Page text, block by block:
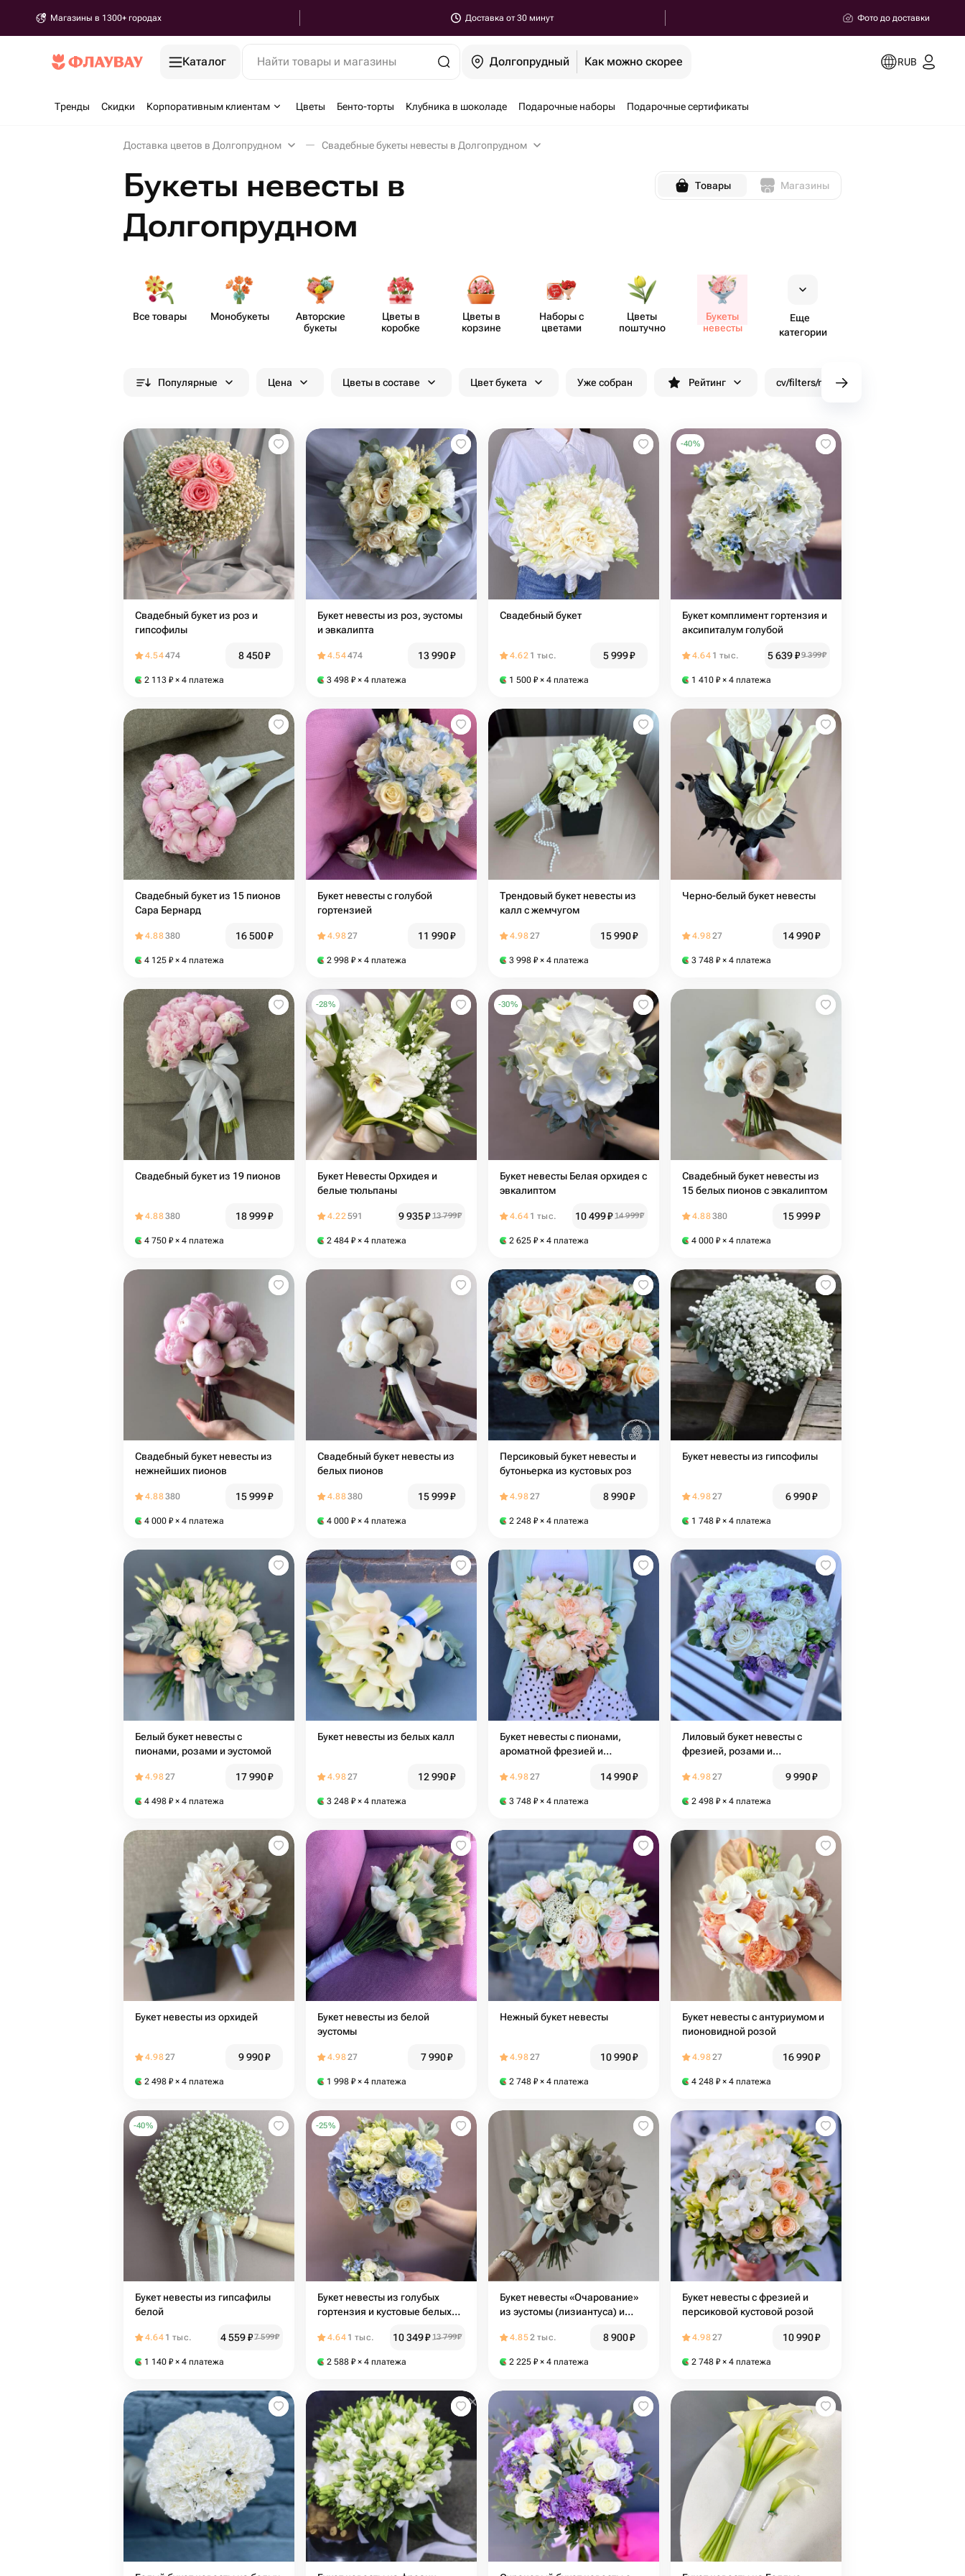
Магазины в 1300+ городах Доставка от 30 минут Фото до доставки
Каталог Найти товары и магазины Долгопрудный Как можно скорее RUB
Тренды Скидки Корпоративным клиентам Цветы Бенто-торты Клубника в шоколаде Подарочные наборы Подарочные сертификаты
Доставка цветов в Долгопрудном Свадебные букеты невесты в Долгопрудном
Букеты невесты в
Долгопрудном
Товары Магазины
Все товары Моно​букеты
Авторские
букеты
Цветы в
коробке
Цветы в
корзине
Наборы с
цветами
Цветы
поштучно
Букеты
невесты
Еще
категории
Популярные Цена Цветы в составе Цвет букета Уже собран Рейтинг cv/filters/name_fast_delivery
Свадебный букет из роз и
гипсофилы️
4.54474 8 450₽
2 113 ₽ × 4 платежа
Букет невесты из роз, эустомы
и эвкалипта
4.54474 13 990₽
3 498 ₽ × 4 платежа
Свадебный букет
4.62 1 тыс. 5 999₽
1 500 ₽ × 4 платежа
-40%
Букет комплимент гортензия и
аксипиталум голубой
4.64 1 тыс. 5 639₽9 399₽
1 410 ₽ × 4 платежа
Свадебный букет из 15 пионов
Сара Бернард
4.88380 16 500₽
4 125 ₽ × 4 платежа
Букет невесты с голубой
гортензией
4.9827 11 990₽
2 998 ₽ × 4 платежа
Трендовый букет невесты из
калл с жемчугом
4.9827 15 990₽
3 998 ₽ × 4 платежа
Черно-белый букет невесты
4.9827 14 990₽
3 748 ₽ × 4 платежа
Свадебный букет из 19 пионов
4.88380 18 999₽
4 750 ₽ × 4 платежа
-28%
Букет Невесты Орхидея и
белые тюльпаны
4.22591 9 935₽ 13 799₽
2 484 ₽ × 4 платежа
-30%
Букет невесты Белая орхидея с
эвкалиптом
4.64 1 тыс. 10 499₽ 14 999₽
2 625 ₽ × 4 платежа
Свадебный букет невесты из
15 белых пионов с эвкалиптом
4.88380 15 999₽
4 000 ₽ × 4 платежа
Свадебный букет невесты из
нежнейших пионов
4.88380 15 999₽
4 000 ₽ × 4 платежа
Свадебный букет невесты из
белых пионов
4.88380 15 999₽
4 000 ₽ × 4 платежа
Персиковый букет невесты и
бутоньерка из кустовых роз
4.9827 8 990₽
2 248 ₽ × 4 платежа
Букет невесты из гипсофилы
4.9827 6 990₽
1 748 ₽ × 4 платежа
Белый букет невесты с
пионами, розами и эустомой
4.9827 17 990₽
4 498 ₽ × 4 платежа
Букет невесты из белых калл
4.9827 12 990₽
3 248 ₽ × 4 платежа
Букет невесты с пионами,
ароматной фрезией и
4.9827 14 990₽
3 748 ₽ × 4 платежа
Лиловый букет невесты с
фрезией, розами и
4.9827 9 990₽
2 498 ₽ × 4 платежа
Букет невесты из орхидей
4.9827 9 990₽
2 498 ₽ × 4 платежа
Букет невесты из белой
эустомы
4.9827 7 990₽
1 998 ₽ × 4 платежа
Нежный букет невесты
4.9827 10 990₽
2 748 ₽ × 4 платежа
Букет невесты с антуриумом и
пионовидной розой
4.9827 16 990₽
4 248 ₽ × 4 платежа
-40%
Букет невесты из гипсафилы
белой
4.64 1 тыс. 4 559₽7 599₽
1 140 ₽ × 4 платежа
-25%
Букет невесты из голубых
гортензия и кустовые белых
4.64 1 тыс. 10 349₽ 13 799₽
2 588 ₽ × 4 платежа
Букет невесты «Очарование»
из эустомы (лизиантуса) и
4.852 тыс. 8 900₽
2 225 ₽ × 4 платежа
Букет невесты с фрезией и
персиковой кустовой розой
4.9827 10 990₽
2 748 ₽ × 4 платежа